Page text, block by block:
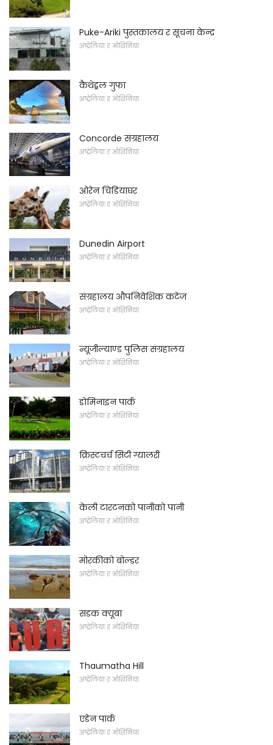
Puke-Ariki पुस्तकालय र सूचना केन्द्र
अष्ट्रेलिया र ओशिनिया
कैथेड्रल गुफा
अष्ट्रेलिया र ओशिनिया
Concorde संग्रहालय
अष्ट्रेलिया र ओशिनिया
ओरेन चिडियाघर
अष्ट्रेलिया र ओशिनिया
Dunedin Airport
अष्ट्रेलिया र ओशिनिया
संग्रहालय औपनिवेशिक कटेज
अष्ट्रेलिया र ओशिनिया
न्यूजील्याण्ड पुलिस संग्रहालय
अष्ट्रेलिया र ओशिनिया
डोमिनाइन पार्क
अष्ट्रेलिया र ओशिनिया
क्रिस्टचर्च सिटी ग्यालरी
अष्ट्रेलिया र ओशिनिया
केली टारटनको पानीको पानी
अष्ट्रेलिया र ओशिनिया
मोरकीको बोल्डर
अष्ट्रेलिया र ओशिनिया
सडक क्यूबा
अष्ट्रेलिया र ओशिनिया
Thaumatha Hill
अष्ट्रेलिया र ओशिनिया
एडेन पार्क
अष्ट्रेलिया र ओशिनिया